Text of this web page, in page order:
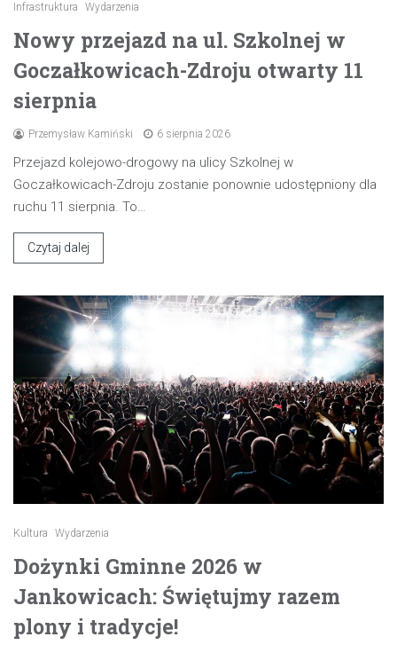
Infrastruktura Wydarzenia
Nowy przejazd na ul. Szkolnej w
Goczałkowicach-Zdroju otwarty 11
sierpnia
Przemysław Kamiński 6 sierpnia 2026
Przejazd kolejowo-drogowy na ulicy Szkolnej w
Goczałkowicach-Zdroju zostanie ponownie udostępniony dla
ruchu 11 sierpnia. To…
Czytaj dalej
Kultura Wydarzenia
Dożynki Gminne 2026 w
Jankowicach: Świętujmy razem
plony i tradycje!